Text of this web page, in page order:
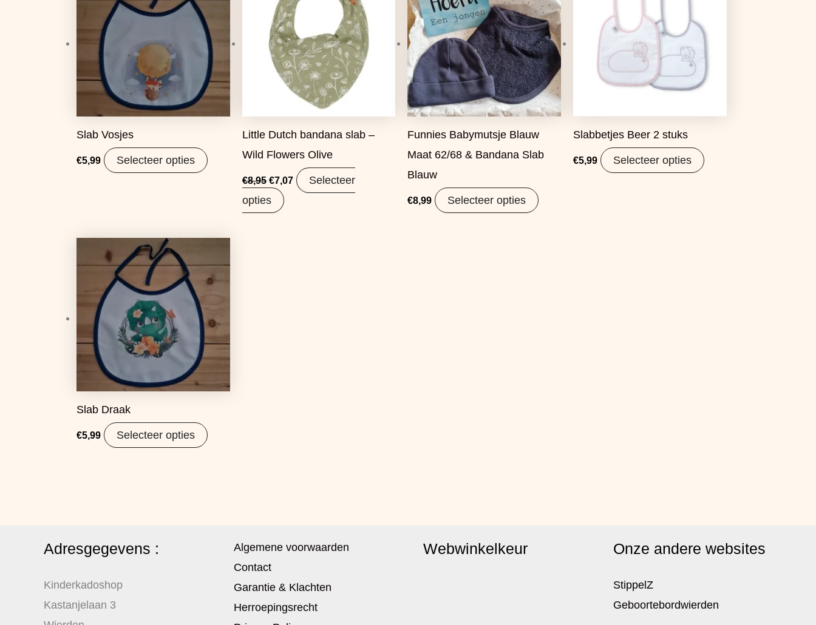
Slab Vosjes
€5,99 Selecteer opties
Little Dutch bandana slab –
Wild Flowers Olive
€8,95
€8,95.
€7,07
€7,07.
Selecteer
opties
Funnies Babymutsje Blauw
Maat 62/68 & Bandana Slab
Blauw
€8,99 Selecteer opties
Slabbetjes Beer 2 stuks
€5,99 Selecteer opties
Slab Draak
€5,99 Selecteer opties
Adresgegevens :
Kinderkadoshop
Kastanjelaan 3
Algemene voorwaarden
Contact
Garantie & Klachten
Herroepingsrecht
Webwinkelkeur Onze andere websites
StippelZ
Geboortebordwierden